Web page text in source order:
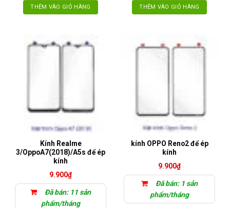
THÊM VÀO GIỎ HÀNG THÊM VÀO GIỎ HÀNG
Kính Realme
3/OppoA7(2018)/A5s để ép
kính
9.900₫
Đã bán: 11 sản
phẩm/tháng
kính OPPO Reno2 để ép
kính
9.900₫
Đã bán: 1 sản
phẩm/tháng